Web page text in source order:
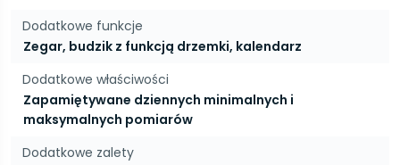
Dodatkowe funkcje
Zegar, budzik z funkcją drzemki, kalendarz
Dodatkowe właściwości
Zapamiętywane dziennych minimalnych i
maksymalnych pomiarów
Dodatkowe zalety